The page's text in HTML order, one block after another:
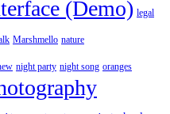
(Demo) legal
Marshmello nature
night party night song oranges